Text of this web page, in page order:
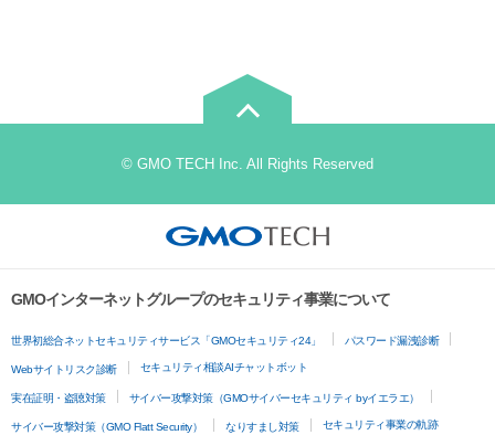
© GMO TECH Inc. All Rights Reserved
GMOインターネットグループのセキュリティ事業について
世界初総合ネットセキュリティサービス「GMOセキュリティ24」 パスワード漏洩診断
Webサイトリスク診断 セキュリティ相談AIチャットボット
実在証明・盗聴対策 サイバー攻撃対策（GMOサイバーセキュリティ byイエラエ）
サイバー攻撃対策（GMO Flatt Security） なりすまし対策 セキュリティ事業の軌跡